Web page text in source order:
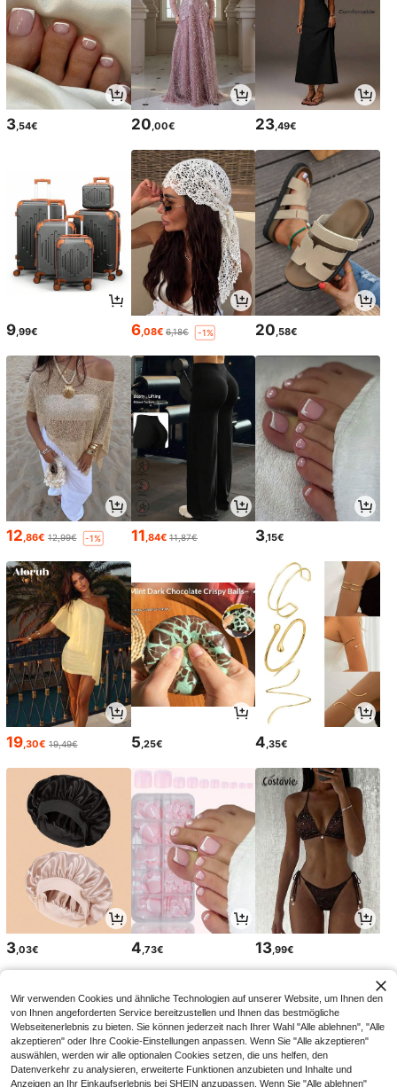
3 ,54€ 20 ,00€ 23 ,49€
9,99€ 6,08€ 6,18€ -1% 20,58€
12,86€ 12,99€ -1% 11,84€ 11,87€ 3,15€
19 ,30€ 19,49€ 5 ,25€ 4 ,35€
3 ,03€ 4 ,73€ 13 ,99€
Wir verwenden Cookies und ähnliche Technologien auf unserer Website, um Ihnen den
von Ihnen angeforderten Service bereitzustellen und Ihnen das bestmögliche
Webseitenerlebnis zu bieten. Sie können jederzeit nach Ihrer Wahl "Alle ablehnen", "Alle
akzeptieren" oder Ihre Cookie-Einstellungen anpassen. Wenn Sie "Alle akzeptieren"
auswählen, werden wir alle optionalen Cookies setzen, die uns helfen, den
Datenverkehr zu analysieren, erweiterte Funktionen anzubieten und Inhalte und
Anzeigen an Ihr Einkaufserlebnis bei SHEIN anzupassen. Wenn Sie "Alle ablehnen"